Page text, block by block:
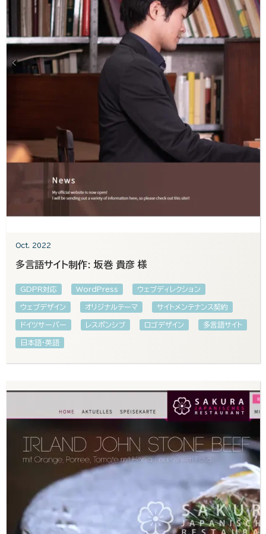
Oct. 2022
多言語サイト制作: 坂巻 貴彦 様
GDPR対応 WordPress ウェブディレクション
ウェブデザイン オリジナルテーマ サイトメンテナンス契約
ドイツサーバー レスポンシブ ロゴデザイン 多言語サイト
日本語・英語